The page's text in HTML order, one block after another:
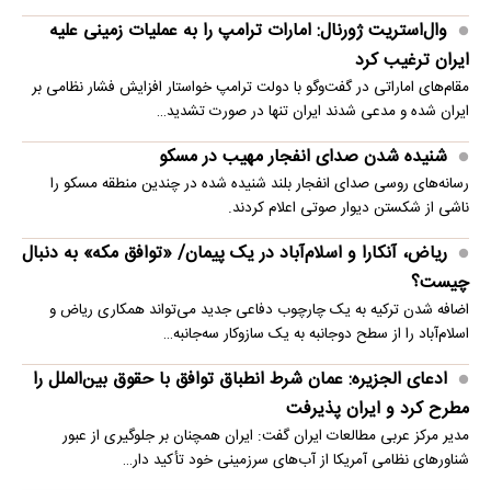
وال‌استریت ژورنال: امارات ترامپ را به عملیات زمینی علیه
ایران ترغیب کرد
مقام‌های اماراتی در گفت‌وگو با دولت ترامپ خواستار افزایش فشار نظامی بر
ایران شده و مدعی شدند ایران تنها در صورت تشدید…
شنیده شدن صدای انفجار مهیب در مسکو
رسانه‌های روسی صدای انفجار بلند شنیده شده در چندین منطقه مسکو را
ناشی از شکستن دیوار صوتی اعلام کردند.
ریاض، آنکارا و اسلام‌آباد در یک پیمان/ «توافق مکه» به دنبال
چیست؟
اضافه شدن ترکیه به یک چارچوب دفاعی جدید می‌تواند همکاری ریاض و
اسلام‌آباد را از سطح دوجانبه به یک سازوکار سه‌جانبه…
ادعای الجزیره: عمان شرط انطباق توافق با حقوق بین‌الملل را
مطرح کرد و ایران پذیرفت
مدیر مرکز عربی مطالعات ایران گفت: ایران همچنان بر جلوگیری از عبور
شناورهای نظامی آمریکا از آب‌های سرزمینی خود تأکید دار…